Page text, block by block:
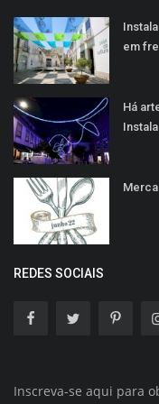
em
Há
REDES SOCIAIS
Inscreva-se aqui para